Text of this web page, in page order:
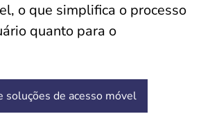
o que simplifica o processo
quanto para o
soluções de acesso móvel